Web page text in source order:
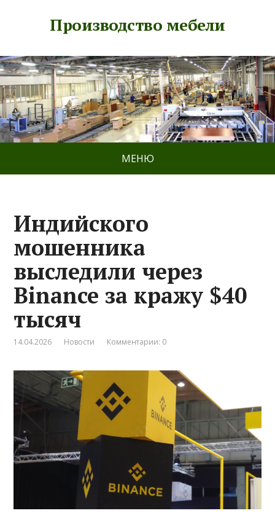
Производство мебели
МЕНЮ
Индийского
мошенника
выследили через
Binance за кражу $40
тысяч
14.04.2026 Новости Комментарии: 0